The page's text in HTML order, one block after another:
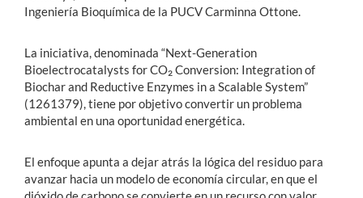
Ingeniería Bioquímica de la PUCV Carminna Ottone.
La iniciativa, denominada “Next-Generation
Bioelectrocatalysts for CO₂ Conversion: Integration of
Biochar and Reductive Enzymes in a Scalable System”
(1261379), tiene por objetivo convertir un problema
ambiental en una oportunidad energética.
El enfoque apunta a dejar atrás la lógica del residuo para
avanzar hacia un modelo de economía circular, en que el